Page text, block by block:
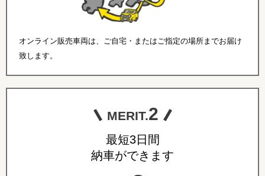
オンライン販売車両は、ご自宅・またはご指定の場所までお届け
致します。
MERIT.2
最短3日間
納車ができます